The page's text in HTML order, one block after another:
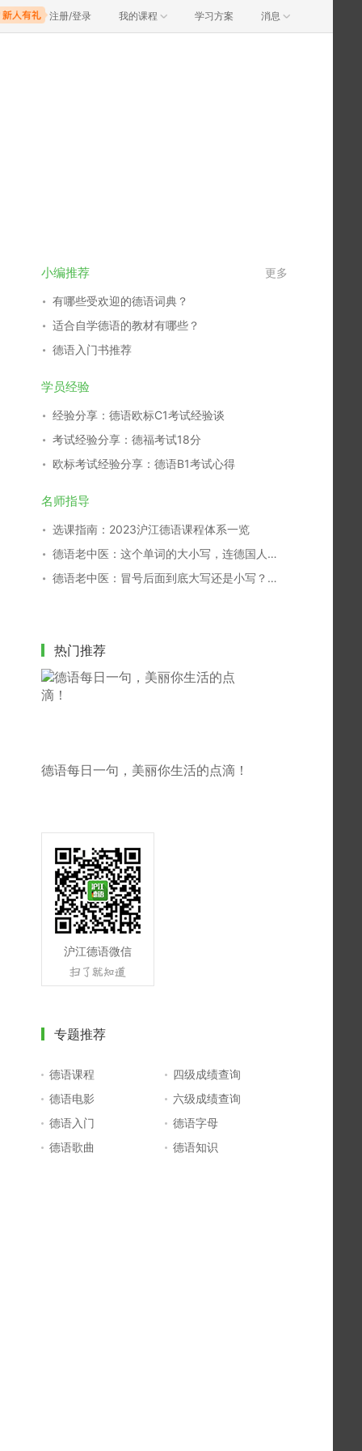
注册/登录 我的课程 学习方案 消息
小编推荐 更多
有哪些受欢迎的德语词典？
适合自学德语的教材有哪些？
德语入门书推荐
学员经验
经验分享：德语欧标C1考试经验谈
考试经验分享：德福考试18分
欧标考试经验分享：德语B1考试心得
名师指导
选课指南：2023沪江德语课程体系一览
德语老中医：这个单词的大小写，连德国人都搞不清！
德语老中医：冒号后面到底大写还是小写？别再傻傻分不清！
热门推荐
德语每日一句，美丽你生活的点滴！
沪江德语微信
专题推荐
德语课程
四级成绩查询
德语电影
六级成绩查询
德语入门
德语字母
德语歌曲
德语知识